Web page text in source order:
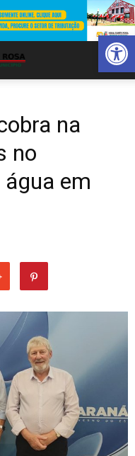
Abrir
na
no
em